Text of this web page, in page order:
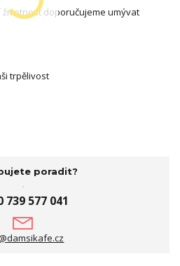
životnost doporučujeme umývat
trpělivost
poradit?
739 577 041